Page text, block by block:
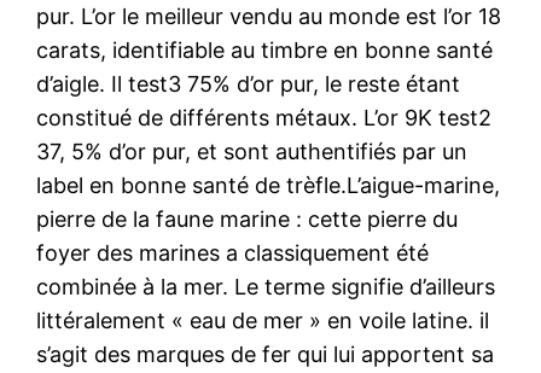
pur. L’or le meilleur vendu au monde est l’or 18
carats, identifiable au timbre en bonne santé
d’aigle. Il test3 75% d’or pur, le reste étant
constitué de différents métaux. L’or 9K test2
37, 5% d’or pur, et sont authentifiés par un
label en bonne santé de trèfle.L’aigue-marine,
pierre de la faune marine : cette pierre du
foyer des marines a classiquement été
combinée à la mer. Le terme signifie d’ailleurs
littéralement « eau de mer » en voile latine. il
s’agit des marques de fer qui lui apportent sa